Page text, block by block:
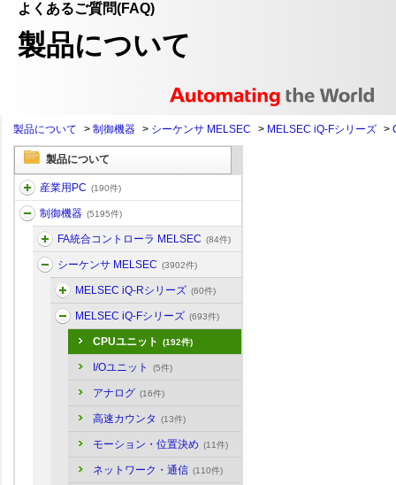
よくあるご質問(FAQ)
製品について
製品について > 制御機器 > シーケンサ MELSEC > MELSEC iQ-Fシリーズ >
製品について
産業用PC (190件)
制御機器 (5195件)
FA統合コントローラ MELSEC (84件)
シーケンサ MELSEC (3902件)
MELSEC iQ-Rシリーズ (60件)
MELSEC iQ-Fシリーズ (693件)
CPUユニット (192件)
I/Oユニット (5件)
アナログ (16件)
高速カウンタ (13件)
モーション・位置決め (11件)
ネットワーク・通信 (110件)